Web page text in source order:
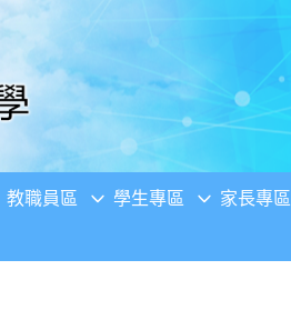
教職員區 學生專區 家長專區